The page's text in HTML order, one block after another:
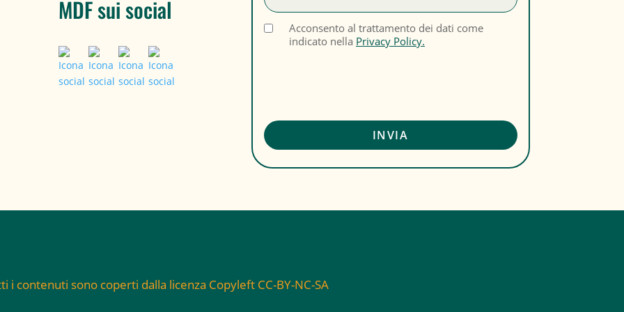
MDF sui social
Acconsento al trattamento dei dati come
indicato nella Privacy Policy.
i contenuti sono coperti dalla licenza Copyleft CC-BY-NC-SA